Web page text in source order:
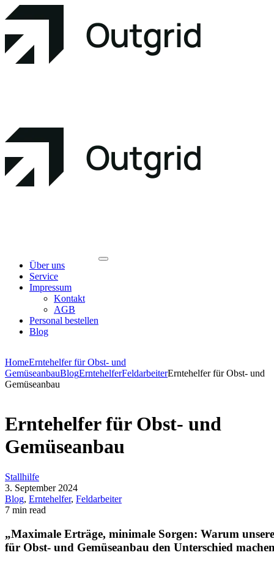
Über uns
Service
Impressum
Kontakt
AGB
Personal bestellen
Blog
HomeErntehelfer für Obst- und
GemüseanbauBlogErntehelferFeldarbeiterErntehelfer für Obst- und
Gemüseanbau
Erntehelfer für Obst- und
Gemüseanbau
Stallhilfe
3. September 2024
Blog, Erntehelfer, Feldarbeiter
7 min read
„Maximale Erträge, minimale Sorgen: Warum
für Obst- und Gemüseanbau den Unterschied